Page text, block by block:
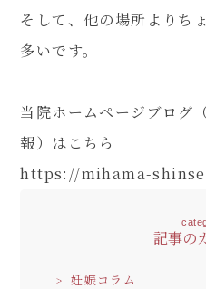
WEB予約
LINE問
そして、他の場所よりち
多いです。
当院ホームページブログ
報）はこちら
https://mihama-
記事の
妊娠コラム